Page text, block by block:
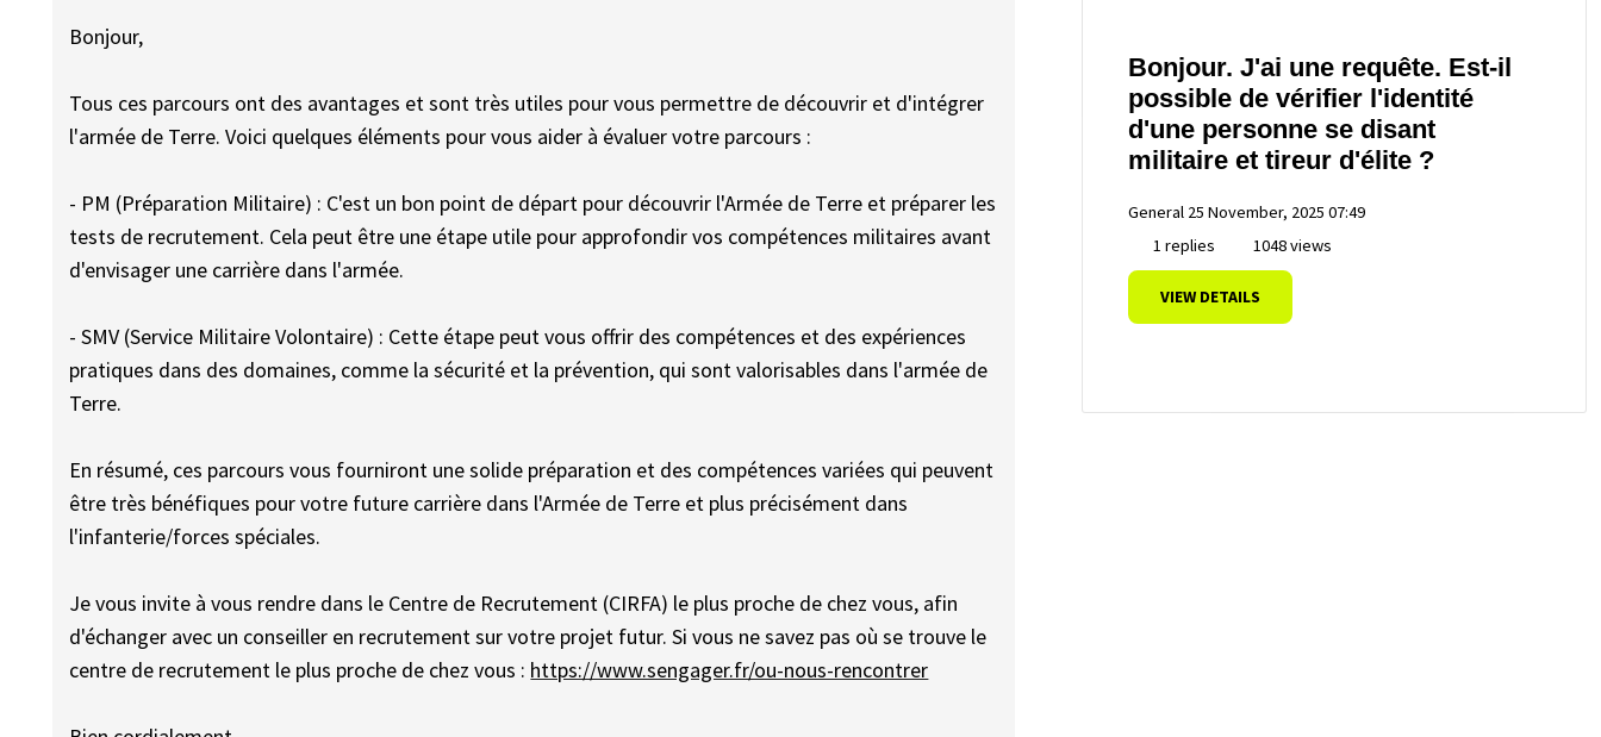
Bonjour,
Tous ces parcours ont des avantages et sont très utiles pour vous permettre de découvrir et d'intégrer
l'armée de Terre. Voici quelques éléments pour vous aider à évaluer votre parcours :
- PM (Préparation Militaire) : C'est un bon point de départ pour découvrir l'Armée de Terre et préparer les
tests de recrutement. Cela peut être une étape utile pour approfondir vos compétences militaires avant
d'envisager une carrière dans l'armée.
- SMV (Service Militaire Volontaire) : Cette étape peut vous offrir des compétences et des expériences
pratiques dans des domaines, comme la sécurité et la prévention, qui sont valorisables dans l'armée de
Terre.
En résumé, ces parcours vous fourniront une solide préparation et des compétences variées qui peuvent
être très bénéfiques pour votre future carrière dans l'Armée de Terre et plus précisément dans
l'infanterie/forces spéciales.
Je vous invite à vous rendre dans le Centre de Recrutement (CIRFA) le plus proche de chez vous, afin
d'échanger avec un conseiller en recrutement sur votre projet futur. Si vous ne savez pas où se trouve le
centre de recrutement le plus proche de chez vous : https://www.sengager.fr/ou-nous-rencontrer
Bonjour. J'ai une requête. Est-il
possible de vérifier l'identité
d'une personne se disant
militaire et tireur d'élite ?
General 25 November, 2025 07:49
1 replies
1048 views
VIEW DETAILS